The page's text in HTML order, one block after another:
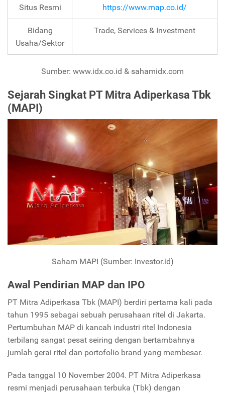
Situs Resmi https://www.map.co.id/
Bidang
Usaha/Sektor
Trade, Services & Investment
Sumber: www.idx.co.id & sahamidx.com
Sejarah Singkat PT Mitra Adiperkasa Tbk
(MAPI)
Saham MAPI (Sumber: Investor.id)
Awal Pendirian MAP dan IPO
PT Mitra Adiperkasa Tbk (MAPI) berdiri pertama kali pada
tahun 1995 sebagai sebuah perusahaan ritel di Jakarta.
Pertumbuhan MAP di kancah industri ritel Indonesia
terbilang sangat pesat seiring dengan bertambahnya
jumlah gerai ritel dan portofolio brand yang membesar.
Pada tanggal 10 November 2004. PT Mitra Adiperkasa
resmi menjadi perusahaan terbuka (Tbk) dengan